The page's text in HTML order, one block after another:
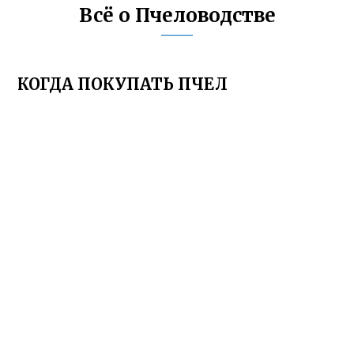
Всё о Пчеловодстве
КОГДА ПОКУПАТЬ ПЧЕЛ